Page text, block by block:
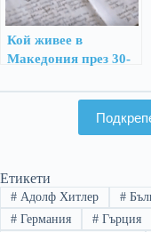
Кой живее в
Македония през 30-
неутрален поглед
Етикети
#Адолф Хитлер #
#Германия #Гърция